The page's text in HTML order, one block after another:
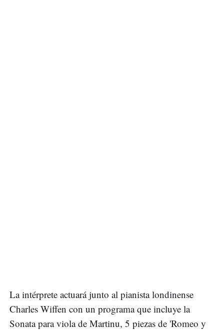
La intérprete actuará junto al pianista londinense
Charles Wiffen con un programa que incluye la
Sonata para viola de Martinu, 5 piezas de 'Romeo y